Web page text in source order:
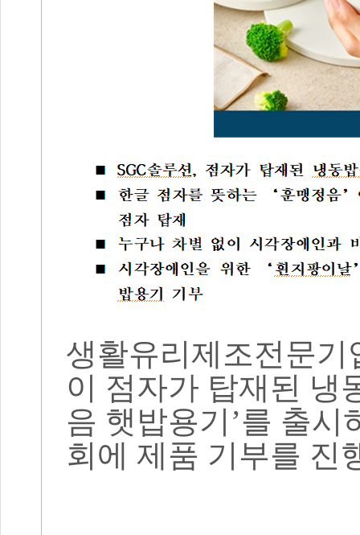
생활유리제조전문
이 점자가 탑재된 냉
음 햇밥용기 ’를 출시
회에 제품 기부를 진